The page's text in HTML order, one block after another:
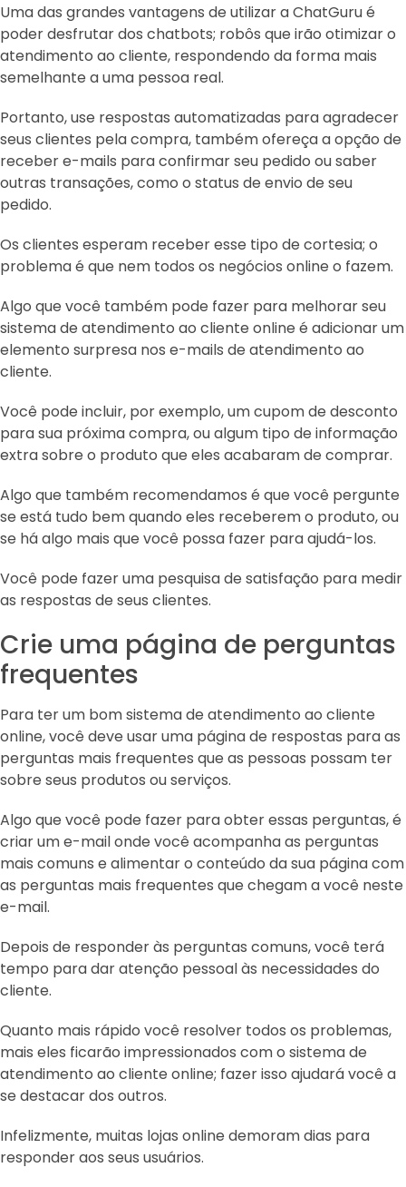
Uma das grandes vantagens de utilizar a ChatGuru é
poder desfrutar dos chatbots; robôs que irão otimizar o
atendimento ao cliente, respondendo da forma mais
semelhante a uma pessoa real.
Portanto, use respostas automatizadas para agradecer
seus clientes pela compra, também ofereça a opção de
receber e-mails para confirmar seu pedido ou saber
outras transações, como o status de envio de seu
pedido.
Os clientes esperam receber esse tipo de cortesia; o
problema é que nem todos os negócios online o fazem.
Algo que você também pode fazer para melhorar seu
sistema de atendimento ao cliente online é adicionar um
elemento surpresa nos e-mails de atendimento ao
cliente.
Você pode incluir, por exemplo, um cupom de desconto
para sua próxima compra, ou algum tipo de informação
extra sobre o produto que eles acabaram de comprar.
Algo que também recomendamos é que você pergunte
se está tudo bem quando eles receberem o produto, ou
se há algo mais que você possa fazer para ajudá-los.
Você pode fazer uma pesquisa de satisfação para medir
as respostas de seus clientes.
Crie uma página de perguntas
frequentes
Para ter um bom sistema de atendimento ao cliente
online, você deve usar uma página de respostas para as
perguntas mais frequentes que as pessoas possam ter
sobre seus produtos ou serviços.
Algo que você pode fazer para obter essas perguntas, é
criar um e-mail onde você acompanha as perguntas
mais comuns e alimentar o conteúdo da sua página com
as perguntas mais frequentes que chegam a você neste
e-mail.
Depois de responder às perguntas comuns, você terá
tempo para dar atenção pessoal às necessidades do
cliente.
Quanto mais rápido você resolver todos os problemas,
mais eles ficarão impressionados com o sistema de
atendimento ao cliente online; fazer isso ajudará você a
se destacar dos outros.
Infelizmente, muitas lojas online demoram dias para
responder aos seus usuários.